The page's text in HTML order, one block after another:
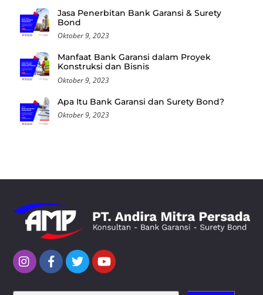
Jasa Penerbitan Bank Garansi & Surety
Bond
Oktober 9, 2023
Manfaat Bank Garansi dalam Proyek
Konstruksi dan Bisnis
Oktober 9, 2023
Apa Itu Bank Garansi dan Surety Bond?
Oktober 9, 2023